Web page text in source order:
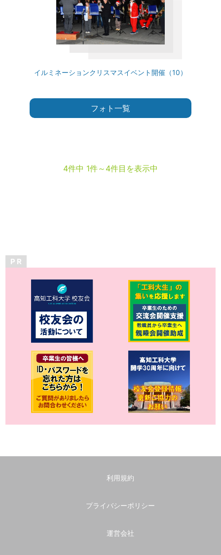
イルミネーションクリスマスイベント開催（10）
フォト一覧
4件中 1件～4件目を表示中
P R
利用規約
プライバシーポリシー
運営会社